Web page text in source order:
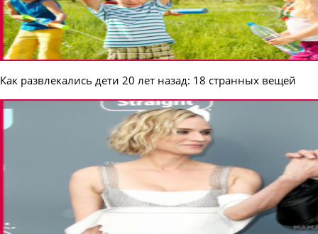
Как развлекались дети 20 лет назад: 18 странных вещей